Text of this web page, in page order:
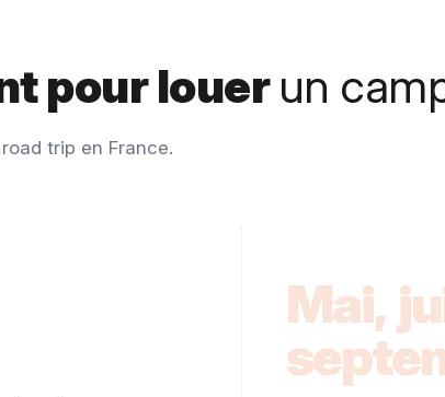
pour louer un
trip en France.
Mai,